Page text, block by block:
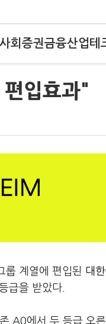
사회 증권금융산업테
입효과"
룹 계열에 편입된 대
급을 받았다.
A0에서 두 등급 오